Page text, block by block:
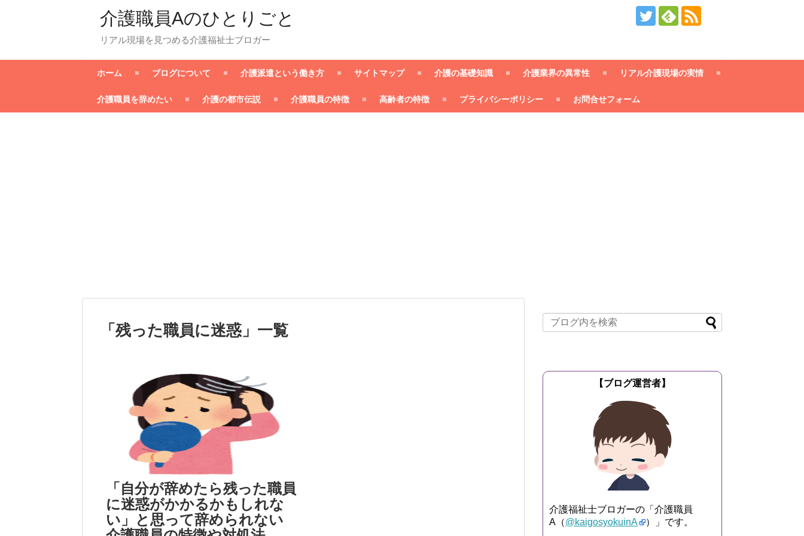
介護職員Aのひとりごと
リアル現場を見つめる介護福祉士ブロガー
ホーム ブログについて 介護派遣という働き方 サイトマップ 介護の基礎知識 介護業界の異常性 リアル介護現場の実情
介護職員を辞めたい 介護の都市伝説 介護職員の特徴 高齢者の特徴 プライバシーポリシー お問合せフォーム
「残った職員に迷惑 」 一覧
「自分が辞めたら残った職員
に迷惑がかかるかもしれな
い」と思って辞められない
【ブログ運営者】
介護福祉士ブロガーの「介護職員
A（@kaigosyokuinA ）」です。